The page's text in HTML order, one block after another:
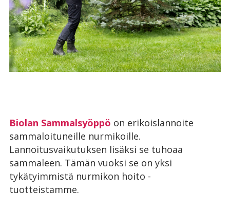
Biolan Sammalsyöppö on erikoislannoite
sammaloituneille nurmikoille.
Lannoitusvaikutuksen lisäksi se tuhoaa
sammaleen. Tämän vuoksi se on yksi
tykätyimmistä nurmikon hoito -
tuotteistamme.